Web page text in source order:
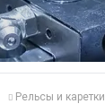
Рельсы и каретки